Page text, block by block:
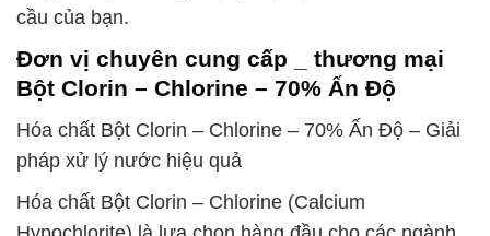
cầu của bạn.
Đơn vị chuyên cung cấp _ thương mại
Bột Clorin – Chlorine – 70% Ấn Độ
Hóa chất Bột Clorin – Chlorine – 70% Ấn Độ – Giải
pháp xử lý nước hiệu quả
Hóa chất Bột Clorin – Chlorine (Calcium